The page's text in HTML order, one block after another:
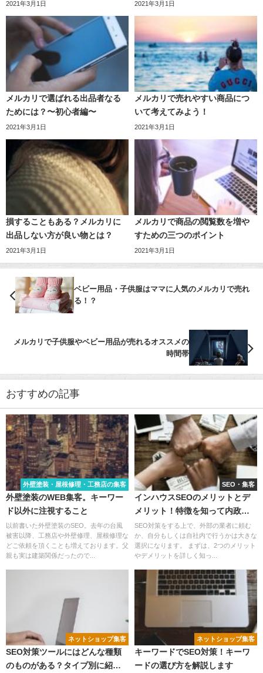
2021年3月1日 2021年3月1日
メルカリで選ばれる出品者なる
ためには？〜初心者編〜
2021年3月1日
メルカリで売れやすい商品につ
いて考えてみよう！
2021年3月1日
損することもある？メルカリに
出品しない方が良い物とは？
2021年3月1日
メルカリで商品の閲覧数を増や
すための三つのポイント
2021年3月1日
ベビー用品・子供服はママに人気のメルカリで売れ
る！？
メルカリで子供服やベビー用品が売れるオススメの
時間帯
おすすめの記事
外壁塗装・屋根修理・工務店の集客
外壁塗装のWEB集客。キーワー
ド以外に注視すること
以前書いた外壁塗装のSEO。去年の台風
被害以降、工務店や外壁修理、屋根修理な
どご依頼を頂くことも増えております。父
親も実は建築関係だったので...
SEO・集客
インハウスSEOのメリットとデ
メリット！特徴を知って内政化
を目指そう！
SEO対策をする上で、外部の業者に頼む
か、自分もしくは自社内で行うかは大きな
選択になります。 まずは、2つのメリット
やデメリットを詳しく知っ...
ネットショップ集客
SEO対策ツールにはどんな種類
のものがある？タイプ別に紹介
ネットショップ集客
キーワードでSEO対策！キーワ
ードの選び方を解説します